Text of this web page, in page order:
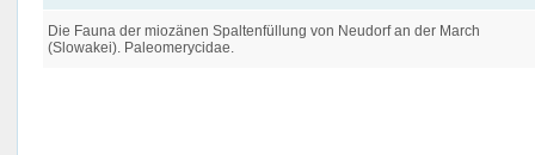
Die Fauna der miozänen Spaltenfüllung von Neudorf an der March
(Slowakei). Paleomerycidae.